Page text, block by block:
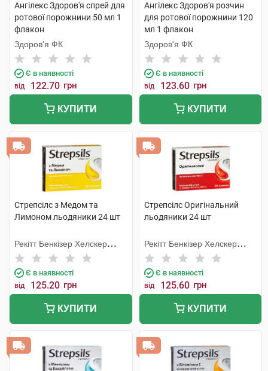
Ангілекс Здоров'я спрей для
ротової порожнини 50 мл 1
флакон
Здоров'я ФК
Є в наявності
від 122.70 грн
КУПИТИ
Ангілекс Здоров'я розчин
для ротової порожнини 120
мл 1 флакон
Здоров'я ФК
Є в наявності
від 123.60 грн
КУПИТИ
Стрепсілс з Медом та
Лимоном льодяники 24 шт
Рекітт Бенкізер Хелскер
Інтернешнл
Є в наявності
від 125.20 грн
КУПИТИ
Стрепсілс Оригінальний
льодяники 24 шт
Рекітт Бенкізер Хелскер
Інтернешнл
Є в наявності
від 125.60 грн
КУПИТИ